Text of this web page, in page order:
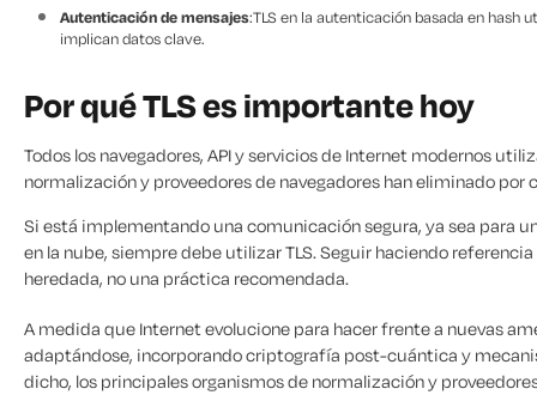
Autenticación de mensajes:TLS en la autenticación basada en hash
implican datos clave.
Por qué TLS es importante hoy
Todos los navegadores, API y servicios de Internet modernos
normalización y proveedores de navegadores han eliminado
Si está implementando una comunicación segura, ya sea para
en la nube, siempre debe utilizar TLS. Seguir haciendo
heredada, no una práctica recomendada.
A medida que Internet evolucione para hacer frente a nuevas
adaptándose, incorporando criptografía post-cuántica y
dicho, los principales organismos de normalización y